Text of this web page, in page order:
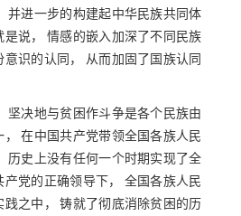
并进一步的构建起中华民族共同体
是说， 情感的嵌入加深了不同民族
识的认同， 从而加固了国族认同
坚决地与贫困作斗争是各个民族由
在中国共产党带领全国各族人民
历史上没有任何一个时期实现了全
产党的正确领导下， 全国各族人民
之中， 铸就了彻底消除贫困的历